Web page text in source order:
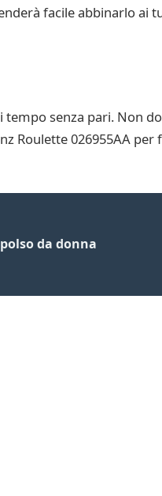
facile abbinarlo ai
senza pari. Non
Roulette 026955AA
da donna